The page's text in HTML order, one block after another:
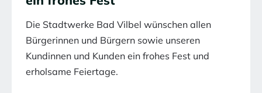
Die Stadtwerke Bad Vilbel wünschen allen
Bürgerinnen und Bürgern sowie unseren
Kundinnen und Kunden ein frohes Fest und
erholsame Feiertage.